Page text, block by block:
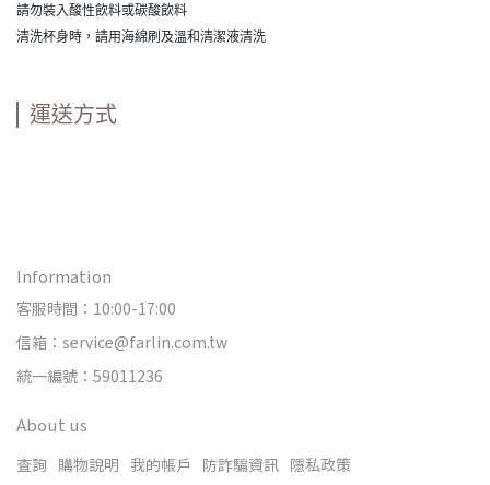
請勿裝入酸性飲料或碳酸飲料
清洗杯身時，請用海綿刷及溫和清潔液清洗
運送方式
Information
客服時間：10:00-17:00
信箱：service@farlin.com.tw
統一編號：59011236
About us
查詢 購物說明 我的帳戶 防詐騙資訊 隱私政策